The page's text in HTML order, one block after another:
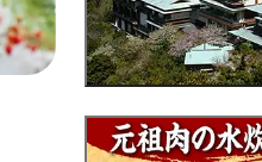
開催日：毎年2月11日
直線距離：2.8km